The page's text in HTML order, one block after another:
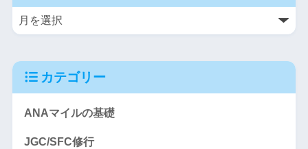
カテゴリー
ANAマイルの基礎
JGC/SFC修行